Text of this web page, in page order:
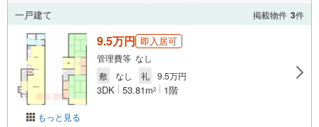
一戸建て
掲載物件 3件
もっと見る
9.5万円 即入居可
管理費等 なし
敷
なし 礼 9.5万円
3DK 53.81m2 1階